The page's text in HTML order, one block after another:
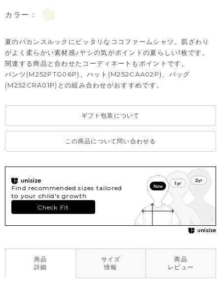
カラー：
夏のバカンスルックにピッタリなココファームシャツ。肌ざわり
がよく柔らかい素材感♪ヤシの気がポイントの夏らしい1枚です。
関連する商品と合わせたコーディネートもポイントです。
パンツ(M252PTG06P)、ハット(M252CAA02P)、バッグ
(M252CRA01P)との組み合わせがおすすめです。
ギフト包装について
この商品について問い合わせる
Find recommended sizes tailored
to your child's growth
Check Fit
商品
詳細
サイズ
情報
商品
レビュー